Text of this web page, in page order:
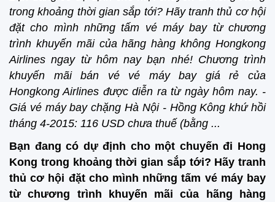
trong khoảng thời gian sắp tới? Hãy tranh thủ cơ hội
đặt cho mình những tấm vé máy bay từ chương
trình khuyến mãi của hãng hàng không Hongkong
Airlines ngay từ hôm nay bạn nhé! Chương trình
khuyến mãi bán vé vé máy bay giá rẻ của
Hongkong Airlines được diễn ra từ ngày hôm nay. -
Giá vé máy bay chặng Hà Nội - Hồng Kông khứ hồi
tháng 4-2015: 116 USD chưa thuế (bằng ...
Bạn đang có dự định cho một chuyến đi Hong
Kong trong khoảng thời gian sắp tới? Hãy tranh
thủ cơ hội đặt cho mình những tấm vé máy bay
từ chương trình khuyến mãi của hãng hàng